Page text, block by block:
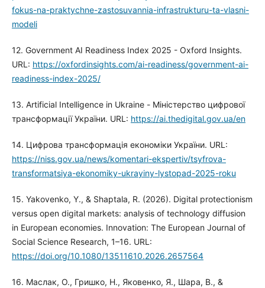
fokus-na-praktychne-zastosuvannia-infrastrukturu-ta-vlasni-
modeli
12. Government AI Readiness Index 2025 - Oxford Insights.
URL: https://oxfordinsights.com/ai-readiness/government-ai-
readiness-index-2025/
13. Artificial Intelligence in Ukraine - Міністерство цифрової
трансформації України. URL: https://ai.thedigital.gov.ua/en
14. Цифрова трансформація економіки України. URL:
https://niss.gov.ua/news/komentari-ekspertiv/tsyfrova-
transformatsiya-ekonomiky-ukrayiny-lystopad-2025-roku
15. Yakovenko, Y., & Shaptala, R. (2026). Digital protectionism
versus open digital markets: analysis of technology diffusion
in European economies. Innovation: The European Journal of
Social Science Research, 1–16. URL:
https://doi.org/10.1080/13511610.2026.2657564
16. Маслак, О., Гришко, Н., Яковенко, Я., Шара, В., &